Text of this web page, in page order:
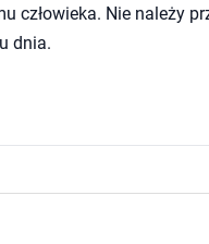
człowieka. Nie należy
dnia.